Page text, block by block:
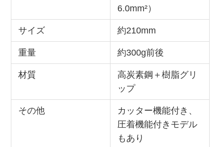
6.0mm²）
サイズ 約210mm
重量 約300g前後
材質
高炭素鋼＋樹脂グリ
ップ
その他
カッター機能付き、
圧着機能付きモデル
もあり